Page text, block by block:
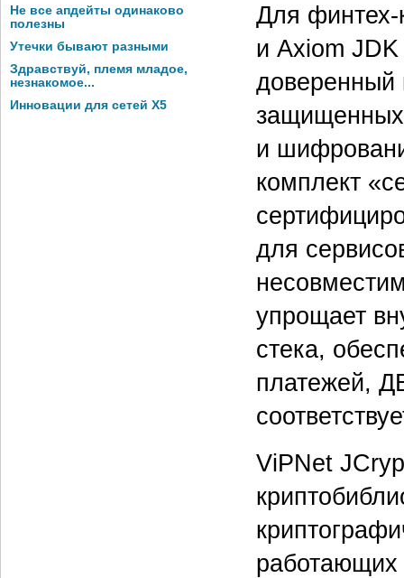
Не все апдейты одинаково
полезны
Утечки бывают разными
Здравствуй, племя младое,
незнакомое...
Инновации для сетей X5
Для финтех-
и Axiom JDK
доверенный
защищенных
и
комплект
для
упрощает
стека,
платежей,
ViPNet